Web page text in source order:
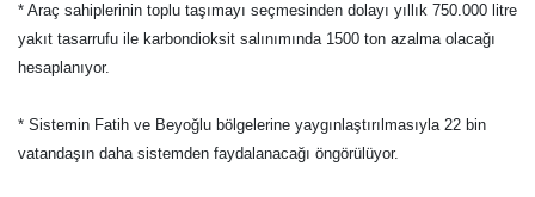
* Araç sahiplerinin toplu taşımayı seçmesinden dolayı yıllık 750.000 litre
yakıt tasarrufu ile karbondioksit salınımında 1500 ton azalma olacağı
hesaplanıyor.
* Sistemin Fatih ve Beyoğlu bölgelerine yaygınlaştırılmasıyla 22 bin
vatandaşın daha sistemden faydalanacağı öngörülüyor.